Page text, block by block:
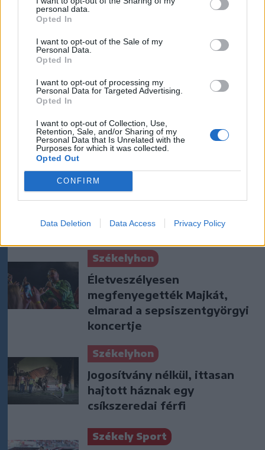
personal data.
Opted In
I want to opt-out of the Sale of my
Personal Data.
Opted In
I want to opt-out of processing my
Personal Data for Targeted Advertising.
Opted In
I want to opt-out of Collection, Use,
Retention, Sale, and/or Sharing of my
Personal Data that Is Unrelated with the
Purposes for which it was collected.
Opted Out
CONFIRM
Data Deletion Data Access Privacy Policy
1 hozzászólás
Ezek is érdekelhetik
Krónika
fenyegetés miatt lemondta
erdélyi koncertjét
Krónika
Különleges nyugdíj: továbbra
a speciális juttatásból
Székelyhon
Életveszélyesen
megfenyegették Majkát,
elmarad a sepsiszentgyörgyi
koncertje
Székelyhon
Jogosítvány nélkül, ittasan
hajtott háznak egy
csíkszeredai férfi
Székely Sport